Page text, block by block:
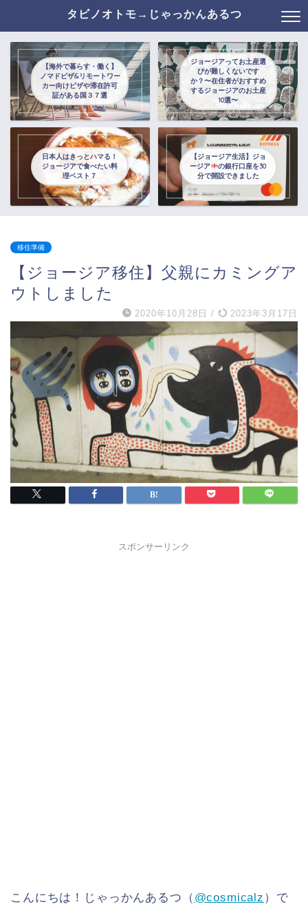
タビノオトモ→じゃっかんあるつ
【海外で暮らす・働く】
ノマドビザ&リモートワー
カー向けビザや滞在許可
証がある国３７選
ジョージアってお土産選
びが難しくないです
か？〜在住者がおすすめ
するジョージアのお土産
10選〜
日本人はきっとハマる！
ジョージアで食べたい料
理ベスト７
【ジョージア生活】ジョ
ージア
の銀行口座を30
分で開設できました
移住準備
【ジョージア移住】父親にカミングア
ウトしました
2020年10月28日 / 2023年3月17日
スポンサーリンク
こんにちは！じゃっかんあるつ（ @cosmicalz ）で